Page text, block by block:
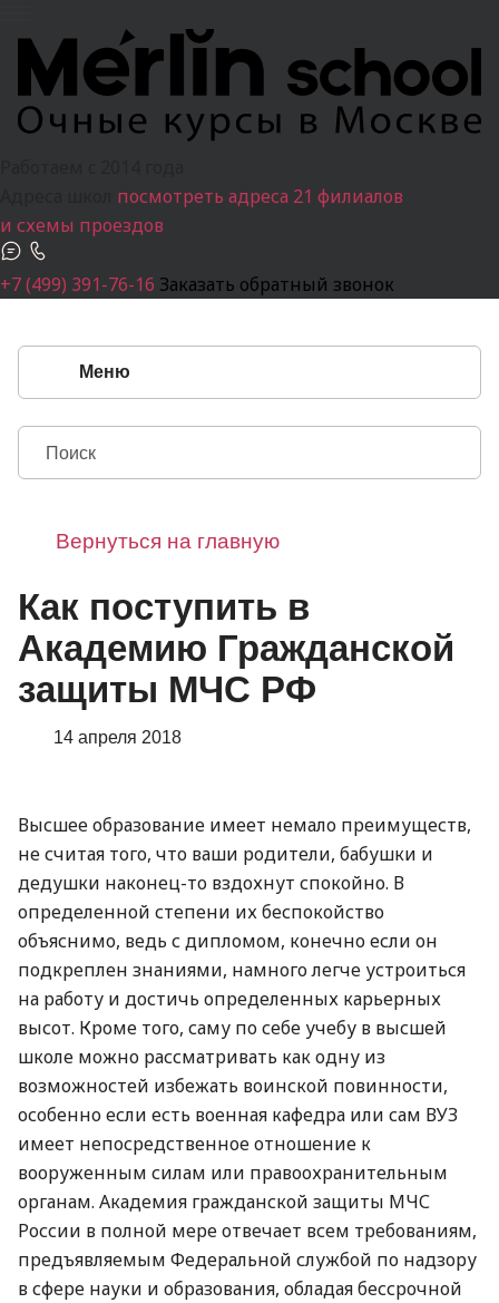
посмотреть адреса 21 филиалов
и схемы проездов
+7 (499) 391-76-16 Заказать обратный звонок
Вернуться на главную
Как поступить в
Академию Гражданской
защиты МЧС РФ
14 апреля 2018
Высшее образование имеет немало преимуществ,
не считая того, что ваши родители, бабушки и
дедушки наконец-то вздохнут спокойно. В
определенной степени их беспокойство
объяснимо, ведь с дипломом, конечно если он
подкреплен знаниями, намного легче устроиться
на работу и достичь определенных карьерных
высот. Кроме того, саму по себе учебу в высшей
школе можно рассматривать как одну из
возможностей избежать воинской повинности,
особенно если есть военная кафедра или сам ВУЗ
имеет непосредственное отношение к
вооруженным силам или правоохранительным
органам. Академия гражданской защиты МЧС
России в полной мере отвечает всем требованиям,
предъявляемым Федеральной службой по надзору
в сфере науки и образования, обладая бессрочной
Меню